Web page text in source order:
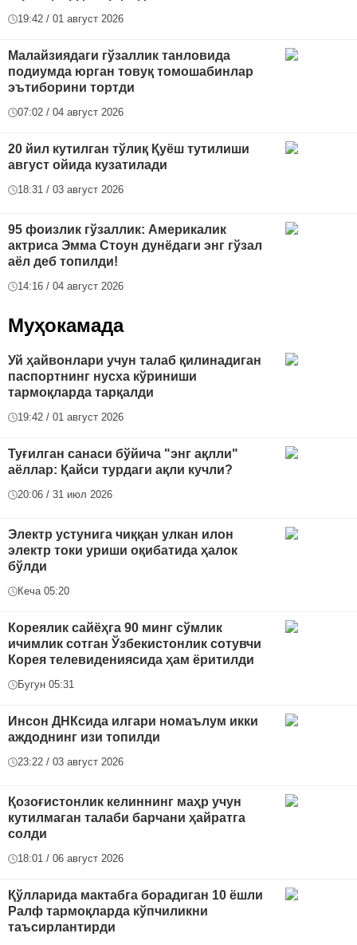
19:42 / 01 август 2026
Малайзиядаги гўзаллик танловида
подиумда юрган товуқ томошабинлар
эътиборини тортди
07:02 / 04 август 2026
20 йил кутилган тўлиқ Қуёш тутилиши
август ойида кузатилади
18:31 / 03 август 2026
95 фоизлик гўзаллик: Америкалик
актриса Эмма Стоун дунёдаги энг гўзал
аёл деб топилди!
14:16 / 04 август 2026
Муҳокамада
Уй ҳайвонлари учун талаб қилинадиган
паспортнинг нусха кўриниши
тармоқларда тарқалди
19:42 / 01 август 2026
Туғилган санаси бўйича "энг ақлли"
аёллар: Қайси турдаги ақли кучли?
20:06 / 31 июл 2026
Электр устунига чиққан улкан илон
электр токи уриши оқибатида ҳалок
бўлди
Кеча 05:20
Кореялик сайёҳга 90 минг сўмлик
ичимлик сотган Ўзбекистонлик сотувчи
Корея телевидениясида ҳам ёритилди
Бугун 05:31
Инсон ДНКсида илгари номаълум икки
аждоднинг изи топилди
23:22 / 03 август 2026
Қозоғистонлик келиннинг маҳр учун
кутилмаган талаби барчани ҳайратга
солди
18:01 / 06 август 2026
Қўлларида мактабга борадиган 10 ёшли
Ралф тармоқларда кўпчиликни
таъсирлантирди